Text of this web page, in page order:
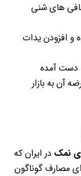
های شنی
افزودن یدات
دست آمده
آن به بازار
نمک در ایران که
مصارف گوناگون